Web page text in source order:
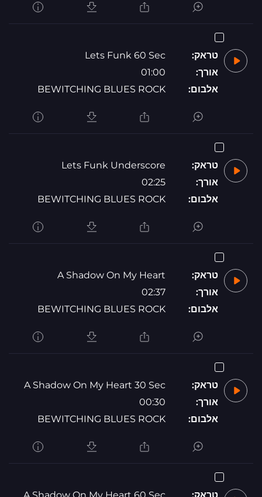
טראק:
Lets Funk 60 Sec
אורך:
01:00
אלבום:
BEWITCHING BLUES ROCK
טראק:
Lets Funk Underscore
אורך:
02:25
אלבום:
BEWITCHING BLUES ROCK
טראק:
A Shadow On My Heart
אורך:
02:37
אלבום:
BEWITCHING BLUES ROCK
טראק:
A Shadow On My Heart 30 Sec
אורך:
00:30
אלבום:
BEWITCHING BLUES ROCK
טראק: A Shadow On My Heart 60 Sec